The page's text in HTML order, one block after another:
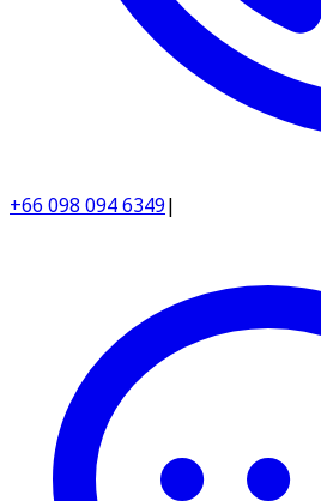
+66 098 094 6349|